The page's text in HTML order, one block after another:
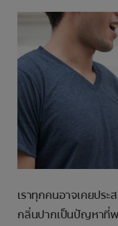
เราทุกคนอาจเคยปร
กลิ่นปากเป็นปัญหาที่พ